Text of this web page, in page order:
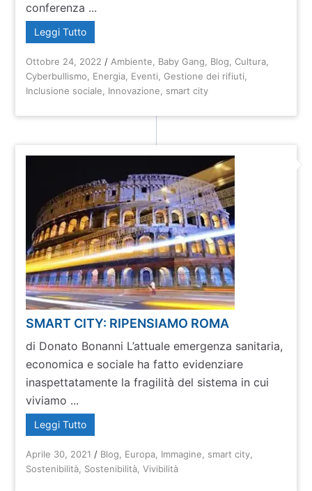
conferenza ...
Leggi Tutto
Ottobre 24, 2022 / Ambiente Baby Gang Blog ,Cultura
Cyberbullismo
Energia Eventi ,Gestione dei rifiuti
Inclusione sociale
Innovazione smart city
SMART CITY: RIPENSIAMO ROMA
di Donato Bonanni L’attuale emergenza sanitaria,
economica e sociale ha fatto evidenziare
inaspettatamente la fragilità del sistema in cui
viviamo ...
Leggi Tutto
Aprile 30, 2021 / Blog Europa Immagine smart city
Sostenibilità Sostenibilità ,Vivibilità